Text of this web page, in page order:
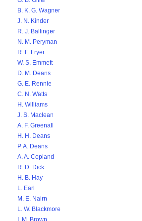
B. K. G. Wagner
J. N. Kinder
R. J. Ballinger
N. M. Peryman
R. F. Fryer
W. S. Emmett
D. M. Deans
G. E. Rennie
C. N. Watts
H. Williams
J. S. Maclean
A. F. Greenall
H. H. Deans
P. A. Deans
A. A. Copland
R. D. Dick
H. B. Hay
L. Earl
M. E. Nairn
L. W. Blackmore
I. M. Brown